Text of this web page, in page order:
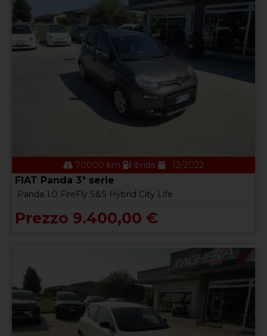
70000 km ibrida 12/2022
FIAT Panda 3ª serie
Panda 1.0 FireFly S&S Hybrid City Life
Prezzo 9.400,00 €